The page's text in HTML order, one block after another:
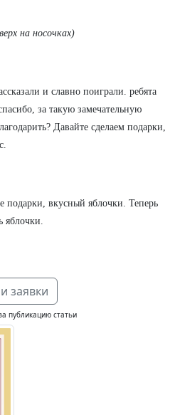
на носочках)
и славно поиграли. ребята
за такую замечательную
Давайте сделаем подарки,
вкусный яблочки. Теперь
яблочки.
заявки
публикацию статьи